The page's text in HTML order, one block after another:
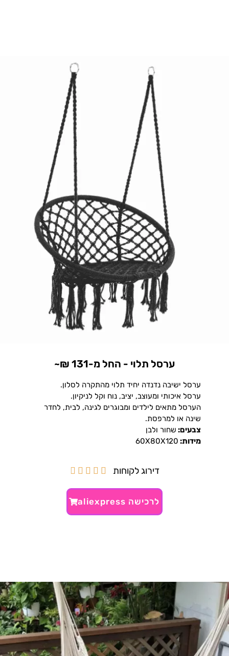
ערסל תלוי - החל מ-131 ₪~
ערסל ישיבה נדנדה יחיד תלוי מהתקרה לסלון.
ערסל איכותי ומעוצב, יציב, נוח וקל לניקיון.
הערסל מתאים לילדים ומבוגרים לגינה, לבית, לחדר
שינה או למרפסת.
צבעים: שחור ולבן
מידות: 60X80X120
דירוג לקוחות 




לרכישה aliexpress